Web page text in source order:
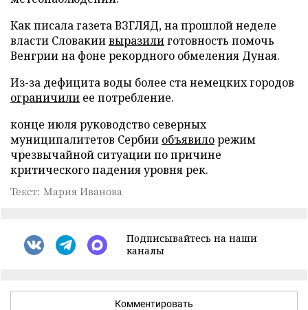
Как писала газета ВЗГЛЯД, на прошлой неделе
власти Словакиивыразилиготовность помочь
Венгрии на фоне рекордного обмеления Дуная.
Из-за дефицита воды более ста немецких городов
ограничили ее потребление.
конце июля руководство северных
муниципалитетов Сербии объявилорежим
чрезвычайной ситуации по причине
критического падения уровня рек.
Текст: Мария Иванова
Подписывайтесь на наши
каналы
Комментировать